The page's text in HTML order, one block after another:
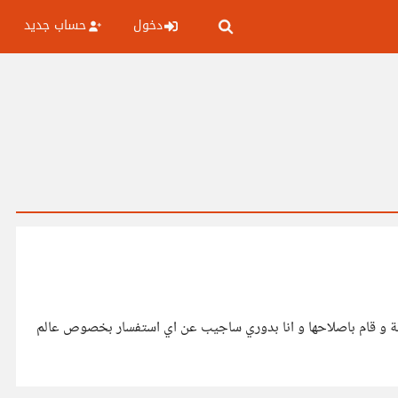
دخول حساب جديد
و قام باصلاحها و انا بدوري ساجيب عن اي استفسار بخصوص عالم